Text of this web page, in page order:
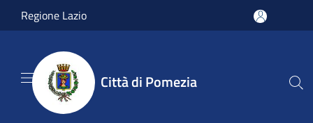
Salta al contenuto principale
Regione Lazio
Città di Pomezia